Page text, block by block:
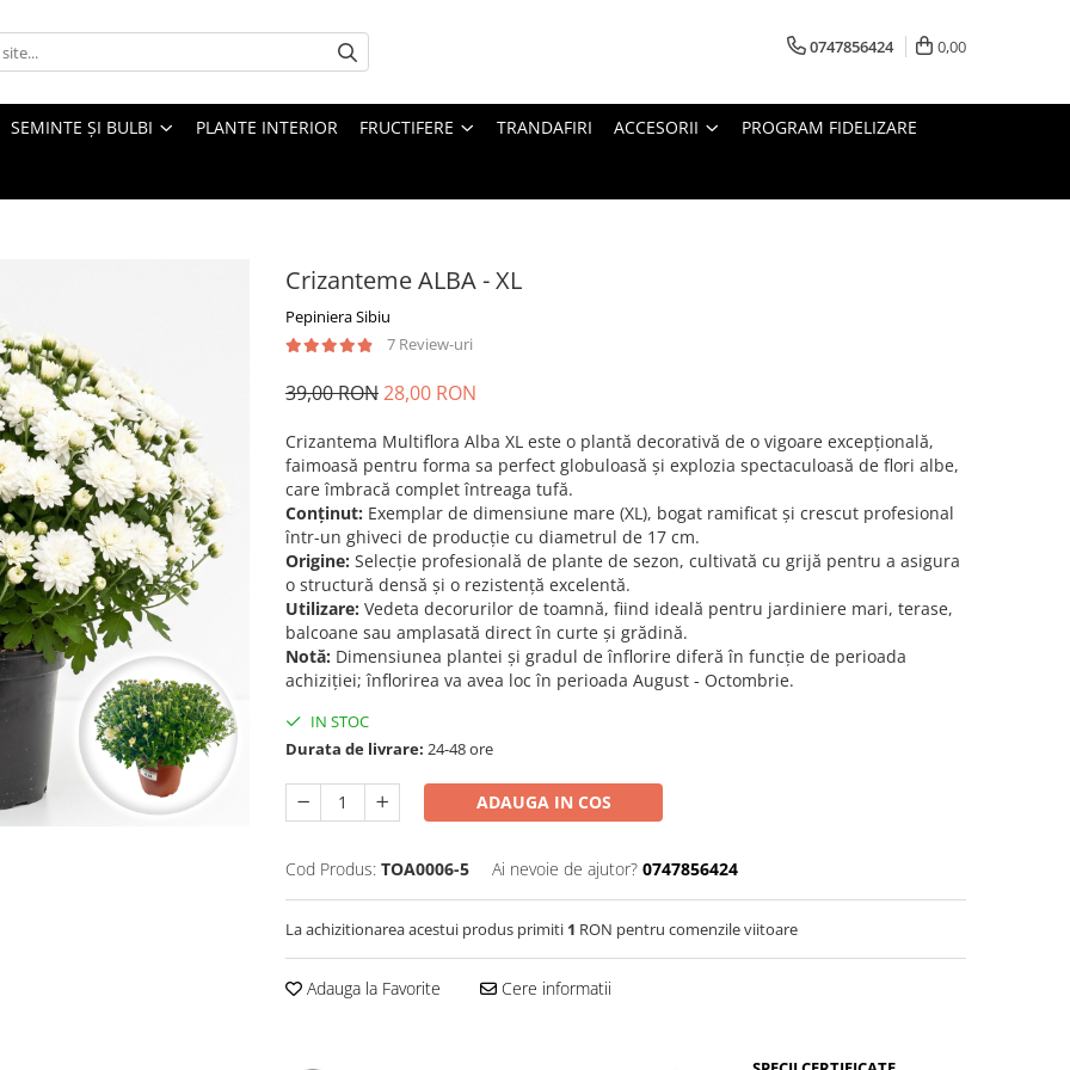
0747856424 0,00
SEMINTE ȘI BULBI PLANTE INTERIOR FRUCTIFERE TRANDAFIRI ACCESORII PROGRAM FIDELIZARE
Crizanteme ALBA - XL
Pepiniera Sibiu
7 Review-uri
39,00 RON28,00 RON
Crizantema Multiflora Alba XL este o plantă decorativă de o vigoare excepțională,
faimoasă pentru forma sa perfect globuloasă și explozia spectaculoasă de flori albe,
care îmbracă complet întreaga tufă.
Conținut: Exemplar de dimensiune mare (XL), bogat ramificat și crescut profesional
într-un ghiveci de producție cu diametrul de 17 cm.
Origine: Selecție profesională de plante de sezon, cultivată cu grijă pentru a asigura
o structură densă și o rezistență excelentă.
Utilizare: Vedeta decorurilor de toamnă, fiind ideală pentru jardiniere mari, terase,
balcoane sau amplasată direct în curte și grădină.
Notă: Dimensiunea plantei și gradul de înflorire diferă în funcție de perioada
achiziției; înflorirea va avea loc în perioada August - Octombrie.
IN STOC
Durata de livrare: 24-48 ore
ADAUGA IN COS
Cod Produs: TOA0006-5 Ai nevoie de ajutor? 0747856424
La achizitionarea acestui produs primiti 1 RON pentru comenzile viitoare
Adauga la Favorite Cere informatii